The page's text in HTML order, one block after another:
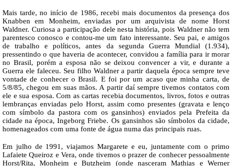
Mais tarde, no início de 1986, recebi mais documentos da presença dos
Knabben em Monheim, enviadas por um arquivista de nome Horst
Waldner. Curiosa a participação dele nesta história, pois Waldner não tem
parentesco conosco e contou-me um fato interessante. Seu pai, e amigos
de trabalho e políticos, antes da segunda Guerra Mundial (1.934),
pressentindo o que haveria de acontecer, convidou a família para ir morar
no Brasil, porém a esposa não se deixou convencer a vir, e durante a
Guerra ele faleceu. Seu filho Waldner a partir daquela época sempre teve
vontade de conhecer o Brasil. E foi por um acaso que minha carta, de
5/8/85, chegou em suas mãos. A partir daí sempre tivemos contatos com
ele e sua esposa. Com as cartas recebia documentos, livros, fotos e outras
lembranças enviadas pelo Horst, assim como presentes (gravata e lenço
com símbolo da pastora com os gansinhos) enviados pela Prefeita da
cidade na época, Ingeborg Friebe. Os gansinhos são símbolos da cidade,
homenageados com uma fonte de água numa das principais ruas.
Em julho de 1991, viajamos Margarete e eu, juntamente com o primo
Lafaiete Queiroz e Vera, onde tivemos o prazer de conhecer pessoalmente
Horst/Rita, Monheim e Butzheim (onde nasceram Mathias e Werner